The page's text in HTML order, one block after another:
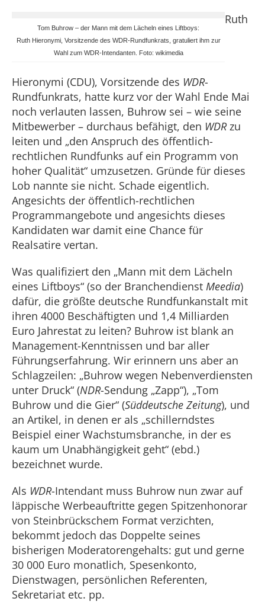
Tom Buhrow – der Mann mit dem Lächeln eines Liftboys:
Ruth Hieronymi, Vorsitzende des WDR-Rundfunkrats, gratuliert ihm zur
Wahl zum WDR-Intendanten. Foto: wikimedia
Ruth
Hieronymi (CDU), Vorsitzende des WDR-
Rundfunkrats, hatte kurz vor der Wahl Ende Mai
noch verlauten lassen, Buhrow sei – wie seine
Mitbewerber – durchaus befähigt, den WDRzu
leiten und „den Anspruch des öffentlich-
rechtlichen Rundfunks auf ein Programm von
hoher Qualität“ umzusetzen. Gründe für dieses
Lob nannte sie nicht. Schade eigentlich.
Angesichts der öffentlich-rechtlichen
Programmangebote und angesichts dieses
Kandidaten war damit eine Chance für
Realsatire vertan.
Was qualifiziert den „Mann mit dem Lächeln
eines Liftboys“ (so der Branchendienst Meedia)
dafür, die größte deutsche Rundfunkanstalt mit
ihren 4000 Beschäftigten und 1,4 Milliarden
Euro Jahrestat zu leiten? Buhrow ist blank an
Management-Kenntnissen und bar aller
Führungserfahrung. Wir erinnern uns aber an
Schlagzeilen: „Buhrow wegen Nebenverdiensten
unter Druck“ (NDR-Sendung „Zapp“), „Tom
Buhrow und die Gier“ (Süddeutsche Zeitung), und
an Artikel, in denen er als „schillerndstes
Beispiel einer Wachstumsbranche, in der es
kaum um Unabhängigkeit geht“ (ebd.)
bezeichnet wurde.
Als WDR-Intendant muss Buhrow nun zwar auf
läppische Werbeauftritte gegen Spitzenhonorar
von Steinbrückschem Format verzichten,
bekommt jedoch das Doppelte seines
bisherigen Moderatorengehalts: gut und gerne
30 000 Euro monatlich, Spesenkonto,
Dienstwagen, persönlichen Referenten,
Sekretariat etc. pp.